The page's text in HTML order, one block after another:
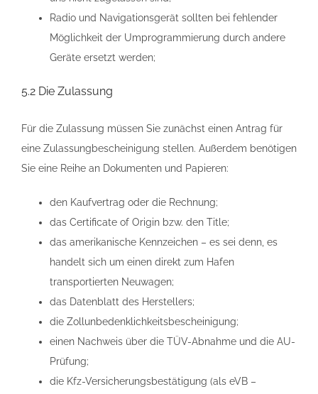
Radio und Navigationsgerät sollten bei fehlender
Möglichkeit der Umprogrammierung durch andere
Geräte ersetzt werden;
5.2 Die Zulassung
Für die Zulassung müssen Sie zunächst einen Antrag für
eine Zulassungbescheinigung stellen. Außerdem benötigen
Sie eine Reihe an Dokumenten und Papieren:
den Kaufvertrag oder die Rechnung;
das Certificate of Origin bzw. den Title;
das amerikanische Kennzeichen – es sei denn, es
handelt sich um einen direkt zum Hafen
transportierten Neuwagen;
das Datenblatt des Herstellers;
die Zollunbedenklichkeitsbescheinigung;
einen Nachweis über die TÜV-Abnahme und die AU-
Prüfung;
die Kfz-Versicherungsbestätigung (als eVB –